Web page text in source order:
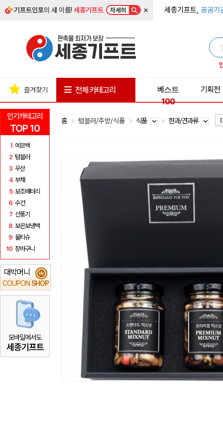
기프트인포의 새 이름!세종기프트 자세히 × 세종기프트, 공공기
인기카테고리
TOP 10
1 에코백
2 텀블러
3 우산
4 부채
5 보조배터리
6 수건
7 선풍기
8 보온보냉백
9 물티슈
10 장바구니
대박머니
COUPON SHOP
₩
모바일에서도
세종기프트
즐겨찾기 전체 카테고리
베스트
100
기획전
홈 텀블러/주방/식품 식품 한과/견과류